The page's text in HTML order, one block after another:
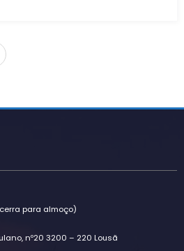
para almoço)
nº20 3200 – 220 Lousã